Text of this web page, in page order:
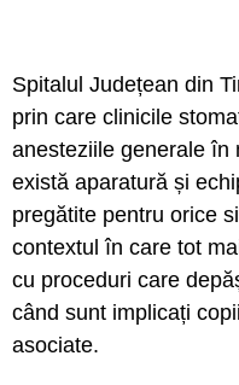
Spitalul Județean din
prin care clinicile
anesteziile generale în
există aparatură și
pregătite pentru orice
contextul în care tot
cu proceduri care
când sunt implicați
asociate.